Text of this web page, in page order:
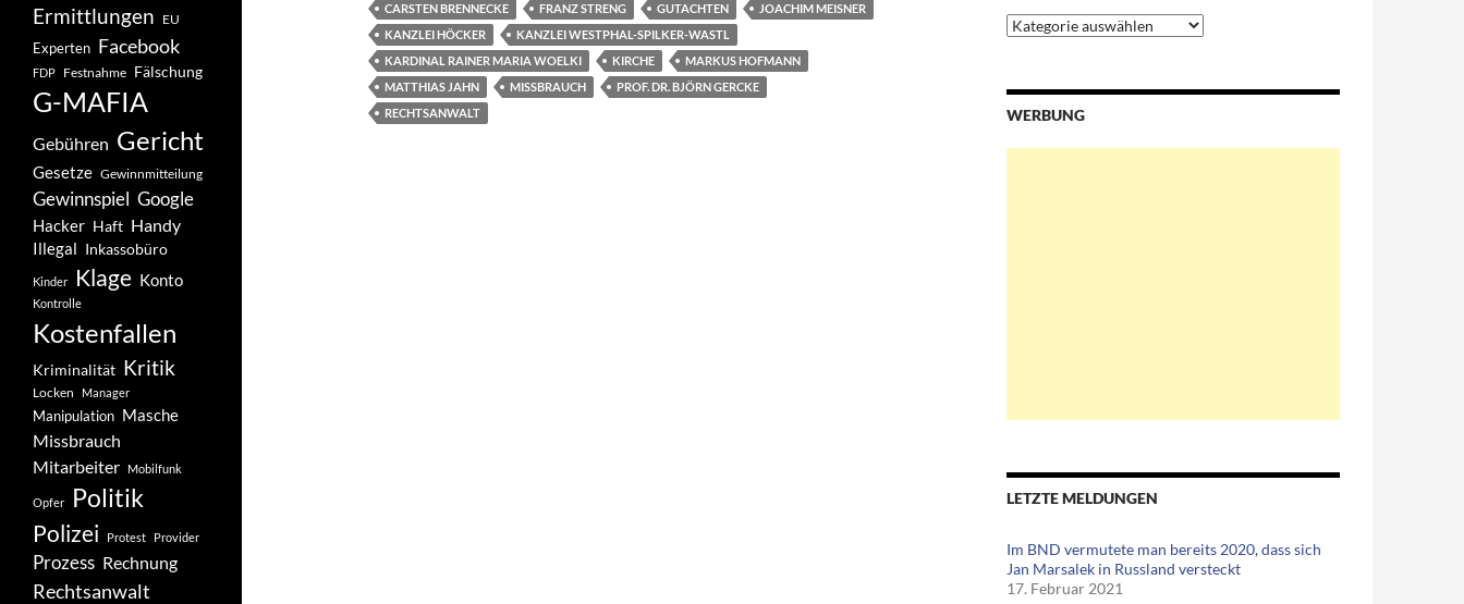
CARSTEN BRENNECKE FRANZ STRENG GUTACHTEN
JOACHIM MEISNER
KANZLEI HÖCKER
KANZLEI WESTPHAL-SPILKER-WASTL
KARDINAL RAINER MARIA WOELKI
KIRCHE
MARKUS HOFMANN
MATTHIAS JAHN
MISSBRAUCH
PROF. DR. BJÖRN GERCKE
RECHTSANWALT
Ressorts
&
WERBUNG
LETZTE MELDUNGEN
Im BND vermutete man bereits 2020, dass sich
Jan Marsalek in Russland versteckt
17. Februar 2021
Ermittlungen EU
Experten Facebook
FDP Festnahme Fälschung
G-MAFIA
Gebühren Gericht
Gesetze Gewinnmitteilung
Gewinnspiel Google
Hacker Haft Handy
Illegal Inkassobüro
Kinder Klage Konto
Kontrolle
Kostenfallen
Kriminalität Kritik
Locken Manager
Manipulation Masche
Missbrauch
Mitarbeiter
Mobilfunk
Opfer Politik
Polizei Protest Provider
Prozess Rechnung
Rechtsanwalt